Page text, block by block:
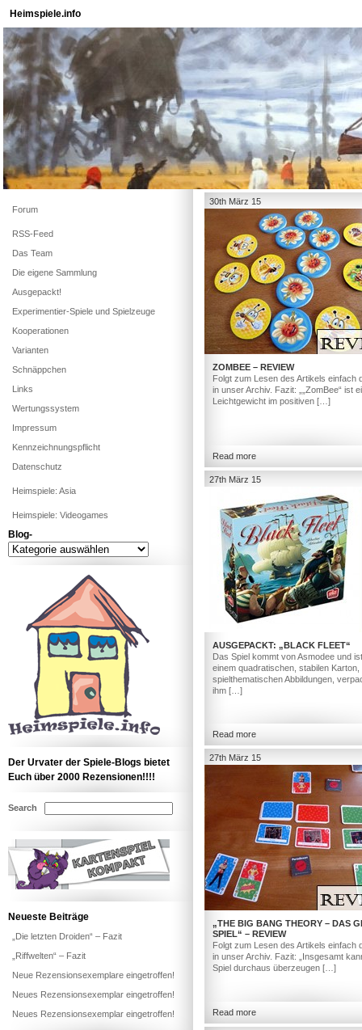
Heimspiele.info
30th März 15
ZOMBEE – REVIEW
Folgt zum Lesen des Artikels einfach
in unser Archiv. Fazit: „„ZomBee“ ist
Leichtgewicht im positiven […]
Read more
27th März 15
AUSGEPACKT: „BLACK FLEET“
Das Spiel kommt von Asmodee und
einem quadratischen, stabilen Karton,
spielthematischen Abbildungen,
ihm […]
Read more
27th März 15
„THE BIG BANG THEORY – DAS
SPIEL“ – REVIEW
Folgt zum Lesen des Artikels einfach
in unser Archiv. Fazit: „Insgesamt
Spiel durchaus überzeugen […]
Read more
Forum
RSS-Feed
Das Team
Die eigene Sammlung
Ausgepackt!
Experimentier-Spiele und Spielzeuge
Kooperationen
Varianten
Schnäppchen
Links
Wertungssystem
Impressum
Kennzeichnungspflicht
Datenschutz
Heimspiele: Asia
Heimspiele: Videogames
Blog-
Blog-
Der Urvater der Spiele-Blogs bietet
Euch über 2000 Rezensionen!!!!
Search
Neueste Beiträge
„Die letzten Droiden“ – Fazit
„Riffwelten“ – Fazit
Neue Rezensionsexemplare eingetroffen!
Neues Rezensionsexemplar eingetroffen!
Neues Rezensionsexemplar eingetroffen!